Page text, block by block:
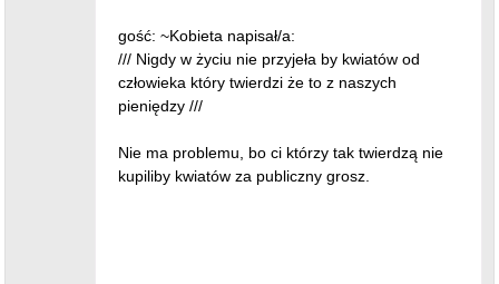
gość: ~Kobieta napisał/a:
/// Nigdy w życiu nie przyjeła by kwiatów od
człowieka który twierdzi że to z naszych
pieniędzy ///
Nie ma problemu, bo ci którzy tak twierdzą nie
kupiliby kwiatów za publiczny grosz.